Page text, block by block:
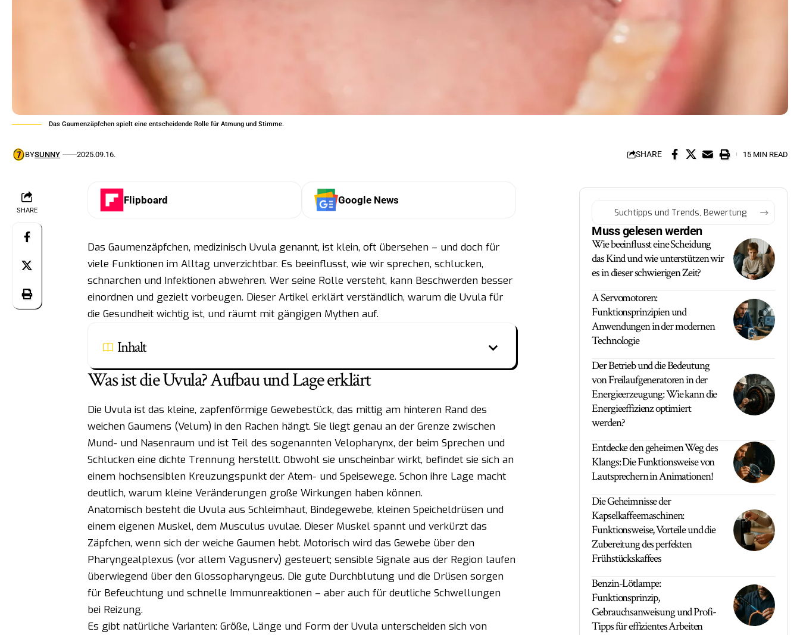
Das Gaumenzäpfchen spielt eine entscheidende Rolle für Atmung und Stimme.
BYSUNNY 2025.09.16. SHARE 15 MIN READ
SHARE
Flipboard Google News
Das Gaumenzäpfchen, medizinisch Uvula genannt, ist klein, oft übersehen – und doch für
viele Funktionen im Alltag unverzichtbar. Es beeinflusst, wie wir sprechen, schlucken,
schnarchen und Infektionen abwehren. Wer seine Rolle versteht, kann Beschwerden besser
einordnen und gezielt vorbeugen. Dieser Artikel erklärt verständlich, warum die Uvula für
die Gesundheit wichtig ist, und räumt mit gängigen Mythen auf.
Inhalt
Was ist die Uvula? Aufbau und Lage erklärt
Die Uvula ist das kleine, zapfenförmige Gewebestück, das mittig am hinteren Rand des
weichen Gaumens (Velum) in den Rachen hängt. Sie liegt genau an der Grenze zwischen
Mund- und Nasenraum und ist Teil des sogenannten Velopharynx, der beim Sprechen und
Schlucken eine dichte Trennung herstellt. Obwohl sie unscheinbar wirkt, befindet sie sich an
einem hochsensiblen Kreuzungspunkt der Atem- und Speisewege. Schon ihre Lage macht
deutlich, warum kleine Veränderungen große Wirkungen haben können.
Anatomisch besteht die Uvula aus Schleimhaut, Bindegewebe, kleinen Speicheldrüsen und
einem eigenen Muskel, dem Musculus uvulae. Dieser Muskel spannt und verkürzt das
Zäpfchen, wenn sich der weiche Gaumen hebt. Motorisch wird das Gewebe über den
Pharyngealplexus (vor allem Vagusnerv) gesteuert; sensible Signale aus der Region laufen
überwiegend über den Glossopharyngeus. Die gute Durchblutung und die Drüsen sorgen
für Befeuchtung und schnelle Immunreaktionen – aber auch für deutliche Schwellungen
bei Reizung.
Es gibt natürliche Varianten: Größe, Länge und Form der Uvula unterscheiden sich von
Muss gelesen werden
Wie beeinflusst eine Scheidung
das Kind und wie unterstützen wir
es in dieser schwierigen Zeit?
A Servomotoren:
Funktionsprinzipien und
Anwendungen in der modernen
Technologie
Der Betrieb und die Bedeutung
von Freilaufgeneratoren in der
Energieerzeugung: Wie kann die
Energieeffizienz optimiert
werden?
Entdecke den geheimen Weg des
Klangs: Die Funktionsweise von
Lautsprechern in Animationen!
Die Geheimnisse der
Kapselkaffeemaschinen:
Funktionsweise, Vorteile und die
Zubereitung des perfekten
Frühstückskaffees
Benzin-Lötlampe:
Funktionsprinzip,
Gebrauchsanweisung und Profi-
Tipps für effizientes Arbeiten